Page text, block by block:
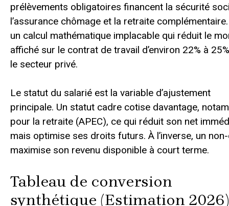
prélèvements obligatoires financent la sécurité
l’assurance chômage et la retraite complémentaire.
un calcul mathématique implacable qui réduit le
affiché sur le contrat de travail d’environ 22% à
le secteur privé.
Le statut du salarié est la variable d’ajustement
principale. Un statut cadre cotise davantage,
pour la retraite (APEC), ce qui réduit son net
mais optimise ses droits futurs. À l’inverse, un
maximise son revenu disponible à court terme.
Tableau de conversion
synthétique (Estimation 2026)